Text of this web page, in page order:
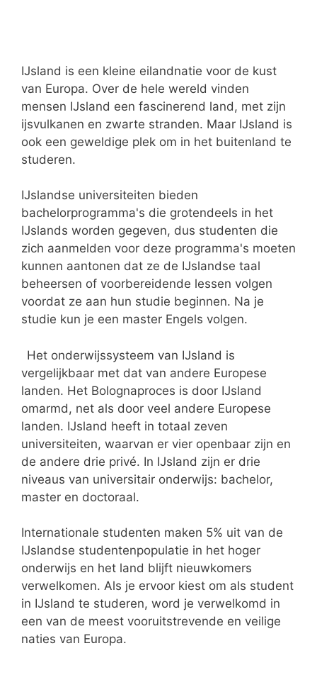
IJsland is een kleine eilandnatie voor de kust
van Europa. Over de hele wereld vinden
mensen IJsland een fascinerend land, met zijn
ijsvulkanen en zwarte stranden. Maar IJsland is
ook een geweldige plek om in het buitenland te
studeren.
IJslandse universiteiten bieden
bachelorprogramma's die grotendeels in het
IJslands worden gegeven, dus studenten die
zich aanmelden voor deze programma's moeten
kunnen aantonen dat ze de IJslandse taal
beheersen of voorbereidende lessen volgen
voordat ze aan hun studie beginnen. Na je
studie kun je een master Engels volgen.
Het onderwijssysteem van IJsland is
vergelijkbaar met dat van andere Europese
landen. Het Bolognaproces is door IJsland
omarmd, net als door veel andere Europese
landen. IJsland heeft in totaal zeven
universiteiten, waarvan er vier openbaar zijn en
de andere drie privé. In IJsland zijn er drie
niveaus van universitair onderwijs: bachelor,
master en doctoraal.
Internationale studenten maken 5% uit van de
IJslandse studentenpopulatie in het hoger
onderwijs en het land blijft nieuwkomers
verwelkomen. Als je ervoor kiest om als student
in IJsland te studeren, word je verwelkomd in
een van de meest vooruitstrevende en veilige
naties van Europa.